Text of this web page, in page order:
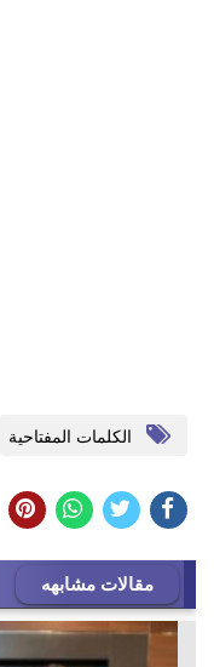
الكلمات المفتاحية
مقالات مشابهه